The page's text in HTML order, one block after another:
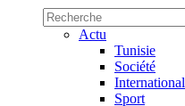
Actu
Tunisie
Société
International
Sport